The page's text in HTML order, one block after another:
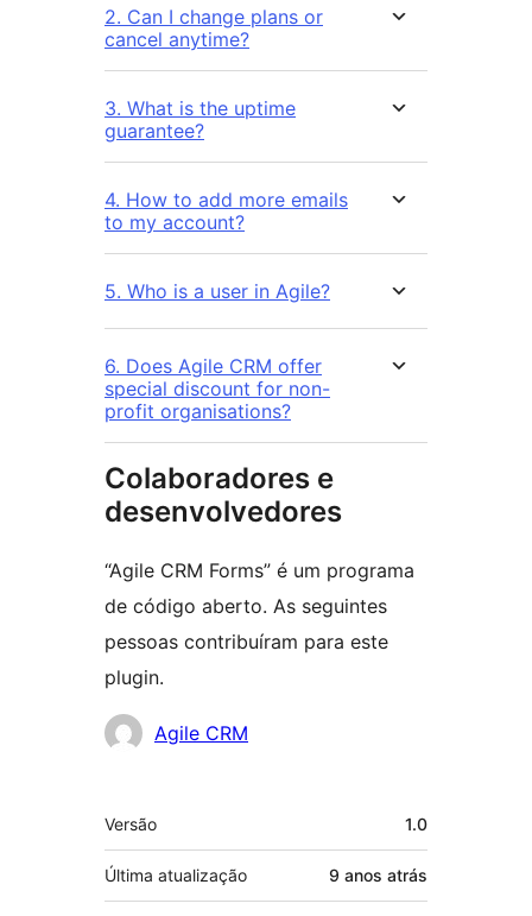
2. Can I change plans or
cancel anytime?
3. What is the uptime
guarantee?
4. How to add more emails
to my account?
5. Who is a user in Agile?
6. Does Agile CRM offer
special discount for non-
profit organisations?
Colaboradores e
desenvolvedores
“Agile CRM Forms” é um programa
de código aberto. As seguintes
pessoas contribuíram para este
plugin.
Colaboradores
Agile CRM
Meta
Versão 1.0
Última atualização 9 anos atrás